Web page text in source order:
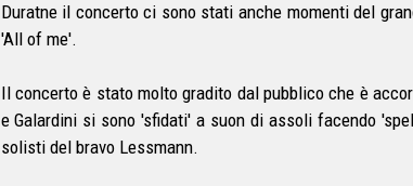
Duratne il concerto ci sono stati anche momenti del
'All of me'.
Il concerto è stato molto gradito dal pubblico che è
e Galardini si sono 'sfidati' a suon di assoli facendo
solisti del bravo Lessmann.